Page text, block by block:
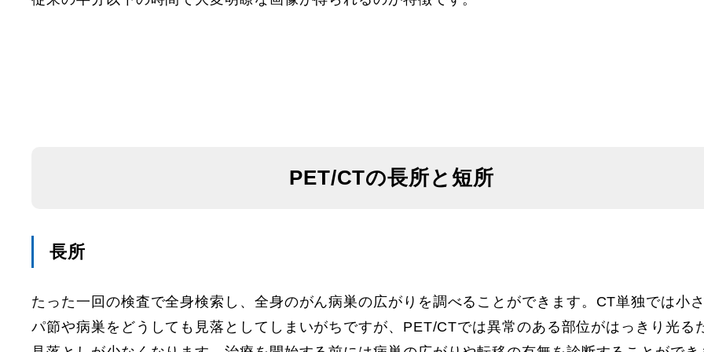
PET/CTの長所と短所
長所
たった一回の検査で全身検索し、全身のがん病巣の広がりを調べることができます。CT単独では小
パ節や病巣をどうしても見落としてしまいがちですが、PET/CTでは異常のある部位がはっきり光る